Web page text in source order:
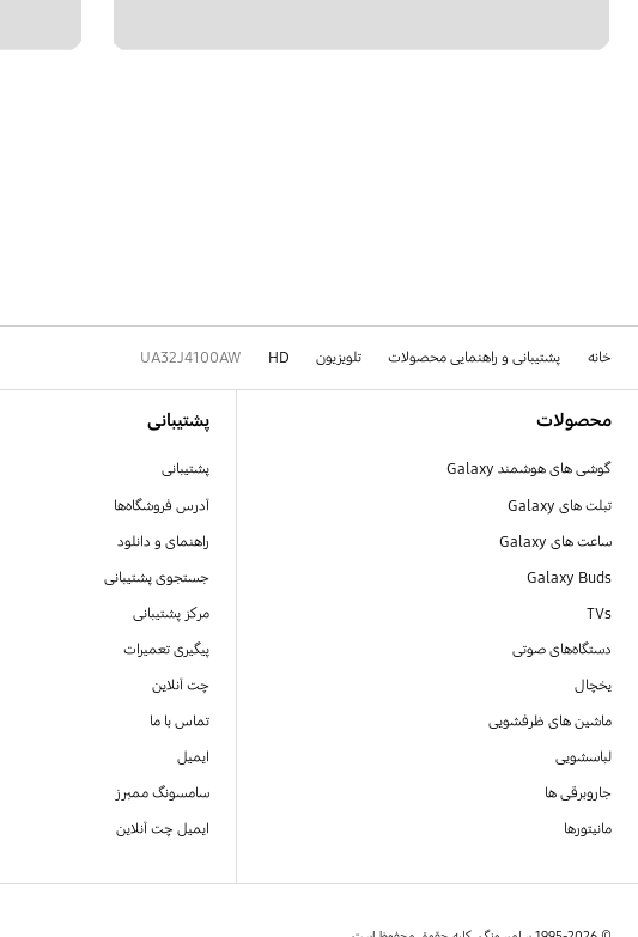
خانه پشتیبانی و راهنمایی محصولات تلویزیون HD
UA32J4100AW
محصولات
گوشی های هوشمند Galaxy
تبلت های Galaxy
ساعت های Galaxy
Galaxy Buds
TVs
دستگاه‌های صوتی
یخچال
ماشین های ظرفشویی
لباسشویی
جاروبرقی ها
مانیتورها
پشتیبانی
پشتیبانی
آدرس فروشگاه‌ها
راهنمای و دانلود
جستجوی پشتیبانی
مرکز پشتیبانی
پیگیری تعمیرات
چت آنلاین
تماس با ما
ایمیل
سامسونگ ممبرز
ایمیل چت آنلاین